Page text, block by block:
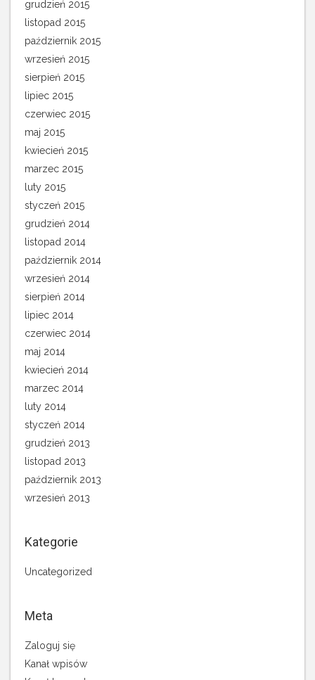
grudzień 2015
listopad 2015
październik 2015
wrzesień 2015
sierpień 2015
lipiec 2015
czerwiec 2015
maj 2015
kwiecień 2015
marzec 2015
luty 2015
styczeń 2015
grudzień 2014
listopad 2014
październik 2014
wrzesień 2014
sierpień 2014
lipiec 2014
czerwiec 2014
maj 2014
kwiecień 2014
marzec 2014
luty 2014
styczeń 2014
grudzień 2013
listopad 2013
październik 2013
wrzesień 2013
Kategorie
Uncategorized
Meta
Zaloguj się
Kanał wpisów